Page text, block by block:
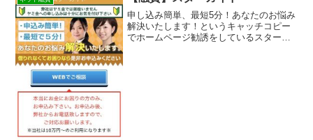
申し込み簡単、最短5分！あなたのお悩み
解決いたします！というキャッチコピー
でホームページ勧誘をしているスターガ